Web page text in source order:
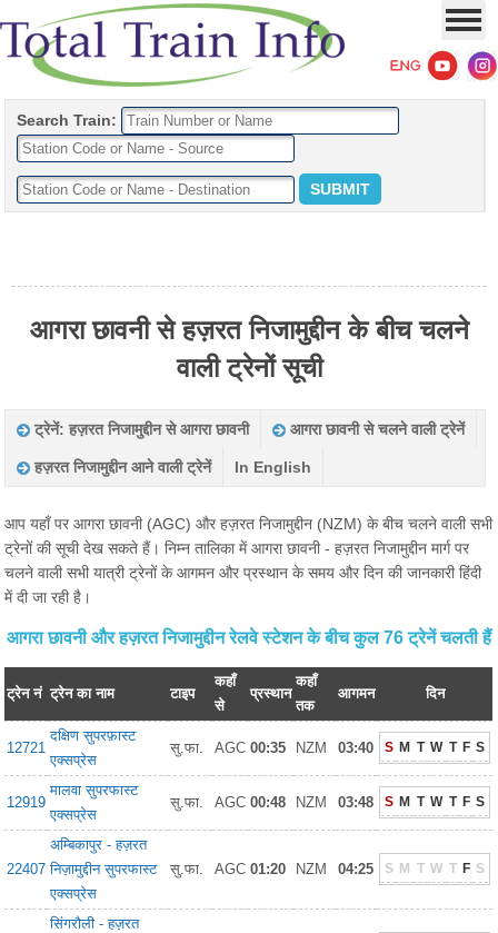
Search Train:
आगरा छावनी से हज़रत निजामुद्दीन के बीच चलने
वाली ट्रेनों सूची
ट्रेनें: हज़रत निजामुद्दीन से आगरा छावनी आगरा छावनी से चलने वाली ट्रेनें
हज़रत निजामुद्दीन आने वाली ट्रेनें In English
आप यहाँ पर आगरा छावनी (AGC) और हज़रत निजामुद्दीन (NZM) के बीच चलने वाली सभी
ट्रेनों की सूची देख सकते हैं। निम्न तालिका में आगरा छावनी - हज़रत निजामुद्दीन मार्ग पर
चलने वाली सभी यात्री ट्रेनों के आगमन और प्रस्थान के समय और दिन की जानकारी हिंदी
में दी जा रही है।
आगरा छावनी और हज़रत निजामुद्दीन रेलवे स्टेशन के बीच कुल 76 ट्रेनें चलती हैं
ट्रेन नं ट्रेन का नाम टाइप
कहाँ
से
प्रस्थान
कहाँ
तक
आगमन दिन
12721
दक्षिण सुपरफ़ास्ट
एक्सप्रेस
सु.फा. AGC 00:35 NZM 03:40 S M T W T F S
12919
मालवा सुपरफास्ट
एक्सप्रेस
सु.फा. AGC 00:48 NZM 03:48 S M T W T F S
22407
अम्बिकापुर - हज़रत
निज़ामुद्दीन सुपरफास्ट
एक्सप्रेस
सु.फा. AGC 01:20 NZM 04:25 S M T W T F S
सिंगरौली - हज़रत